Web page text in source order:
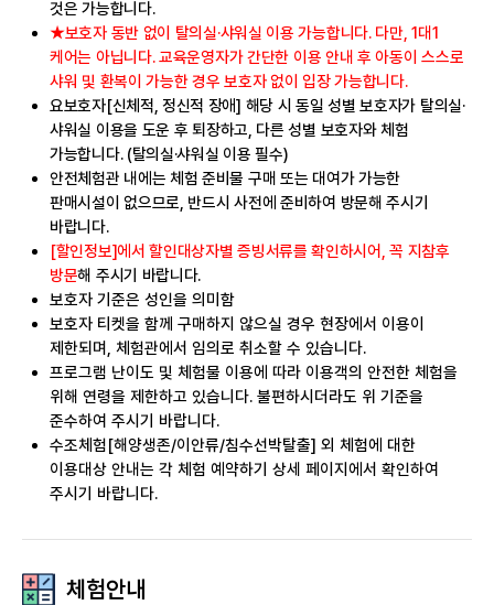
것은 가능합니다.
★보호자 동반 없이 탈의실·샤워실 이용 가능합니다. 다만, 1대1
케어는 아닙니다. 교육운영자가 간단한 이용 안내 후 아동이 스스로
샤워 및 환복이 가능한 경우 보호자 없이 입장 가능합니다.
요보호자[신체적, 정신적 장애] 해당 시동일 성별 보호자가 탈의실·
샤워실 이용을 도운 후 퇴장하고, 다른 성별 보호자와 체험
가능합니다. (탈의실·샤워실 이용 필수)
안전체험관 내에는 체험 준비물 구매 또는 대여가 가능한
판매시설이 없으므로, 반드시 사전에 준비하여 방문해 주시기
바랍니다.
[할인정보]에서 할인대상자별 증빙서류를 확인하시어, 꼭 지참후
방문해 주시기 바랍니다.
보호자 기준은 성인을 의미함
보호자 티켓을 함께 구매하지 않으실 경우 현장에서 이용이
제한되며, 체험관에서 임의로 취소할 수 있습니다.
프로그램 난이도 및 체험물 이용에 따라 이용객의 안전한 체험을
위해 연령을 제한하고 있습니다. 불편하시더라도 위 기준을
준수하여 주시기 바랍니다.
수조체험[해양생존/이안류/침수선박탈출] 외 체험에 대한
이용대상 안내는 각 체험 예약하기 상세 페이지에서 확인하여
주시기 바랍니다.
체험안내